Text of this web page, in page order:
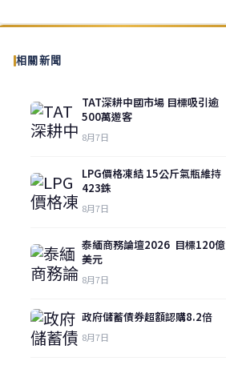
相關新聞
TAT深耕中國市場 目標吸引逾
500萬遊客
8月7日
LPG價格凍結 15公斤氣瓶維持
423銖
8月7日
泰緬商務論壇2026 目標120億
美元
8月7日
政府儲蓄債券超額認購8.2倍
8月7日